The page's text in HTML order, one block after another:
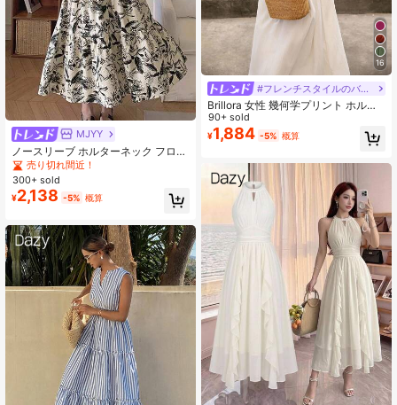
MJYY
ノースリーブ ホルターネック フロー
ラルプリントドレス、夏の新作バケ
ーションスタイル エレガントなレデ
ィースパーティードレス
売り切れ間近！
300+ sold
¥2,138 -5% 概算
16
#フレンチスタイルのバケーションドレス
Brillora 女性 幾何学プリント ホルタ
ーネック タイ式 カジュアル ロング
ドレス
90+ sold
¥1,884 -5% 概算